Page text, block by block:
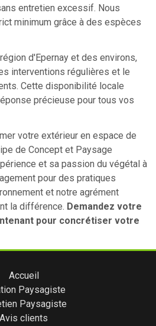
entretien excessif. Nous
minimum grâce à des espèces
d'Epernay et des environs,
interventions régulières et le
Cette disponibilité locale
précieuse pour tous vos
votre extérieur en espace de
de Concept et Paysage
et sa passion du végétal à
pour des pratiques
et notre agrément
la différence. Demandez votre
pour concrétiser votre
Accueil
Paysagiste
Paysagiste
Avis clients